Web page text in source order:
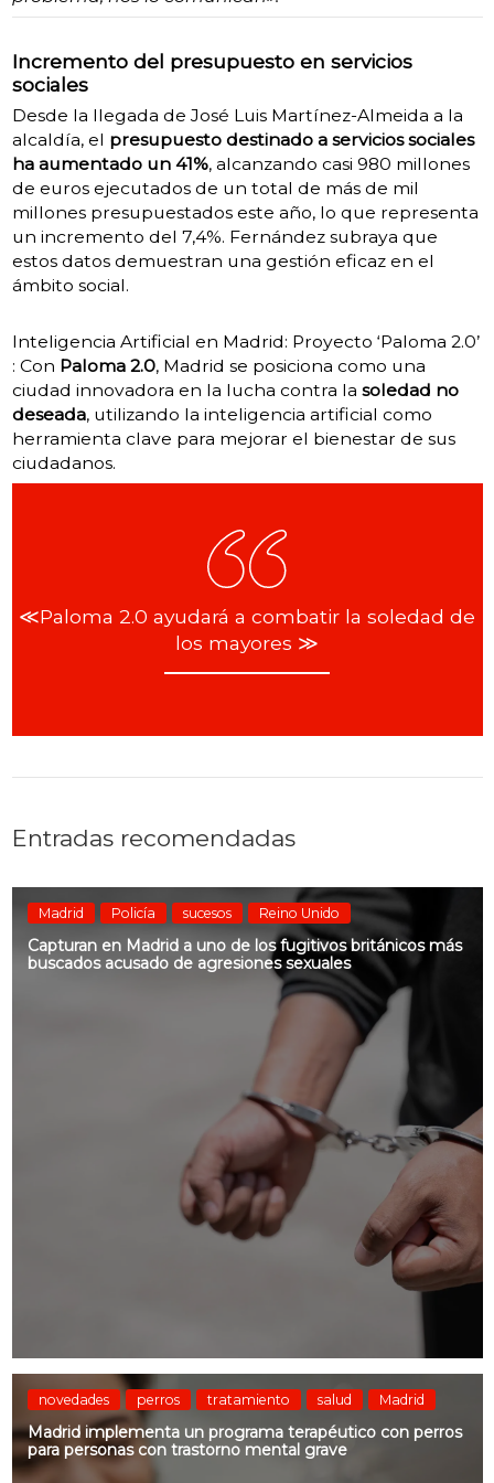
Incremento del presupuesto en servicios
sociales
Desde la llegada de José Luis Martínez-Almeida a la
alcaldía, el presupuesto destinado a servicios sociales
ha aumentado un 41%, alcanzando casi 980 millones
de euros ejecutados de un total de más de mil
millones presupuestados este año, lo que representa
un incremento del 7,4%. Fernández subraya que
estos datos demuestran una gestión eficaz en el
ámbito social.
Inteligencia Artificial en Madrid: Proyecto ‘Paloma 2.0’
: Con Paloma 2.0, Madrid se posiciona como una
ciudad innovadora en la lucha contra la soledad no
deseada, utilizando la inteligencia artificial como
herramienta clave para mejorar el bienestar de sus
ciudadanos.
≪Paloma 2.0 ayudará a combatir la soledad de
los mayores ≫
Entradas recomendadas
Madrid Policía sucesos Reino Unido
Capturan en Madrid a uno de los fugitivos británicos más
buscados acusado de agresiones sexuales
novedades perros tratamiento salud Madrid
Madrid implementa un programa terapéutico con perros
para personas con trastorno mental grave